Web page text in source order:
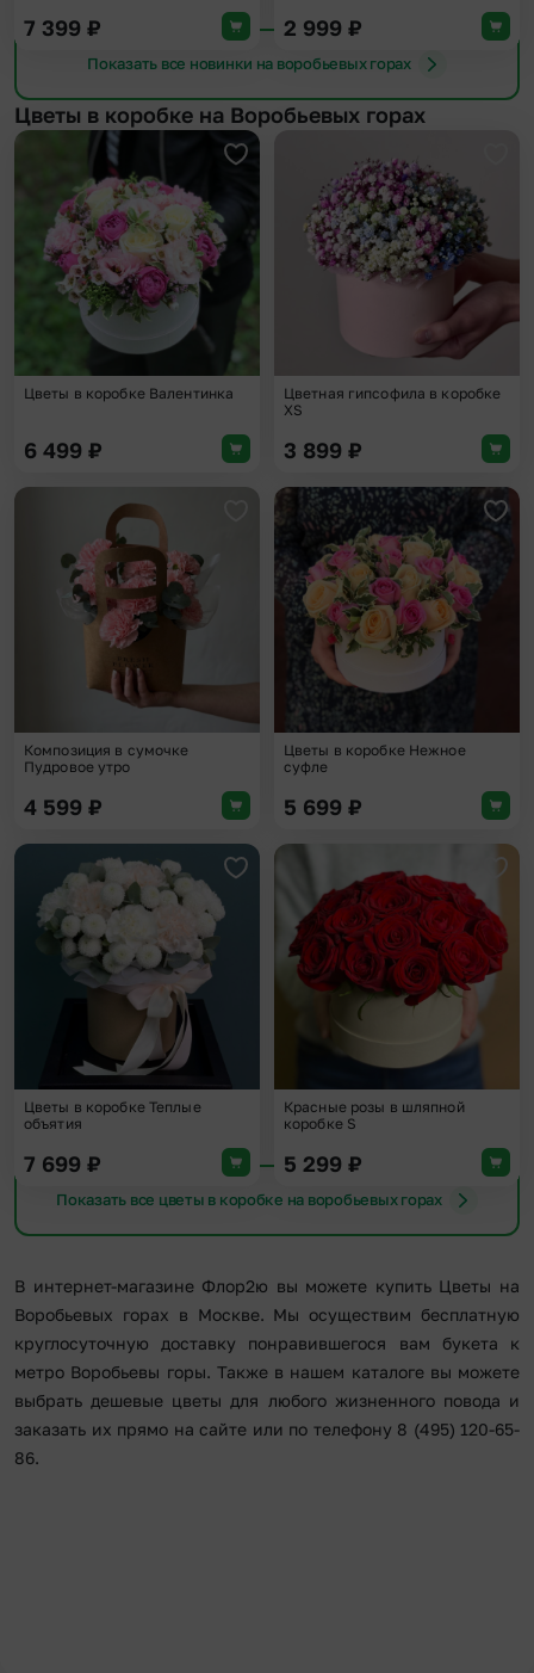
7 399 ₽ 2 999 ₽
Показать все новинки на воробьевых горах
Цветы в коробке на Воробьевых горах
Добавить в избранное
Цветы в коробке Валентинка
6 499 ₽
Цветная гипсофила в коробке
XS
3 899 ₽
Добавить в избранное
Композиция в сумочке
Пудровое утро
4 599 ₽
Цветы в коробке Нежное
суфле
5 699 ₽
Добавить в избранное
Цветы в коробке Теплые
объятия
7 699 ₽
Красные розы в шляпной
коробке S
5 299 ₽
Показать все цветы в коробке на воробьевых горах
В интернет-магазине Флор2ю вы можете купить Цветы на
Воробьевых горах в Москве. Мы осуществим бесплатную
круглосуточную доставку понравившегося вам букета к
метро Воробьевы горы. Также в нашем каталоге вы можете
выбрать дешевые цветы для любого жизненного повода и
заказать их прямо на сайте или по телефону 8 (495) 120-65-
86.